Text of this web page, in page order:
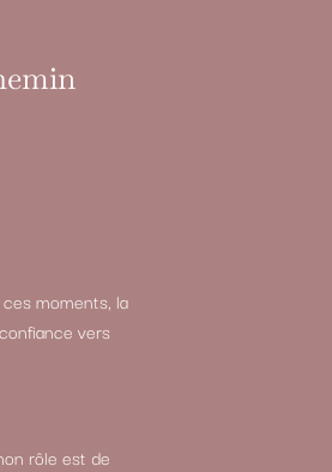
moments, la
vers
rôle est de